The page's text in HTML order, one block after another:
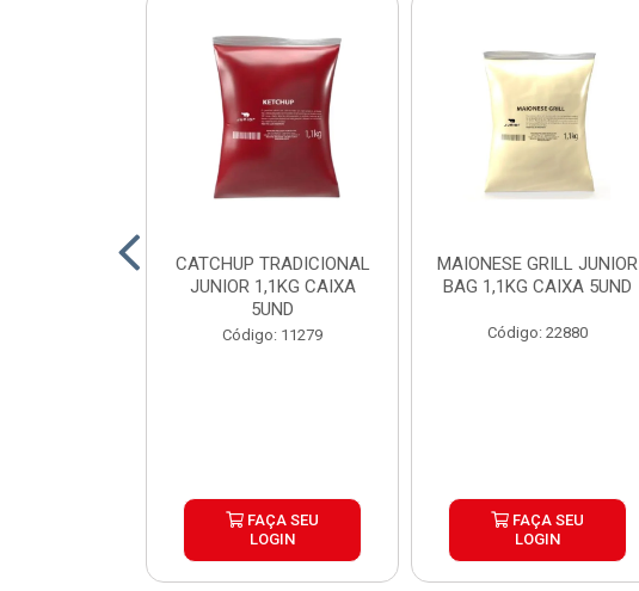
CATCHUP TRADICIONAL
JUNIOR 1,1KG CAIXA
5UND
Código: 11279
FAÇA SEU
LOGIN
MAIONESE GRILL JUNIOR
BAG 1,1KG CAIXA 5UND
Código: 22880
FAÇA SEU
LOGIN